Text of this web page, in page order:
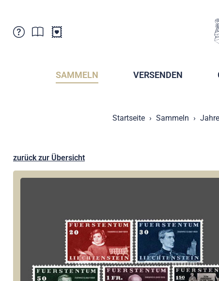
Verkaufsstellen
Postcrossing
Abonnemente
SAMMELN VERSENDEN
Startseite Sammeln
zurück zur Übersicht